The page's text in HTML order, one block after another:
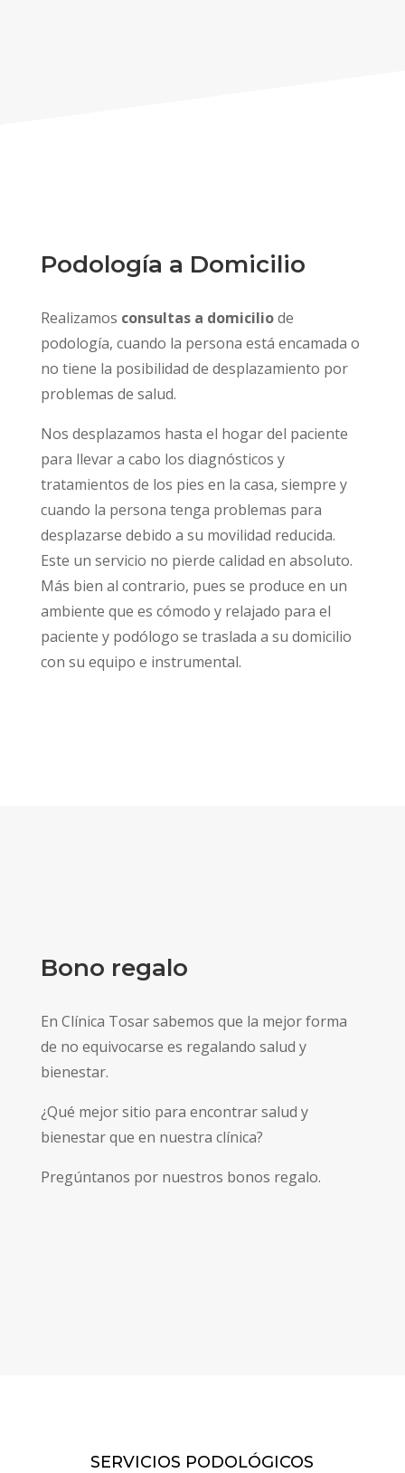
Podología a Domicilio
Realizamos consultas a domiciliode
podología, cuando la persona está encamada o
no tiene la posibilidad de desplazamiento por
problemas de salud.
Nos desplazamos hasta el hogar del paciente
para llevar a cabo los diagnósticos y
tratamientos de los pies en la casa, siempre y
cuando la persona tenga problemas para
desplazarse debido a su movilidad reducida.
Este un servicio no pierde calidad en absoluto.
Más bien al contrario, pues se produce en un
ambiente que es cómodo y relajado para el
paciente y podólogo se traslada a su domicilio
con su equipo e instrumental.
Bono regalo
En Clínica Tosar sabemos que la mejor forma
de no equivocarse es regalando salud y
bienestar.
¿Qué mejor sitio para encontrar salud y
bienestar que en nuestra clínica?
Pregúntanos por nuestros bonos regalo.
SERVICIOS PODOLÓGICOS